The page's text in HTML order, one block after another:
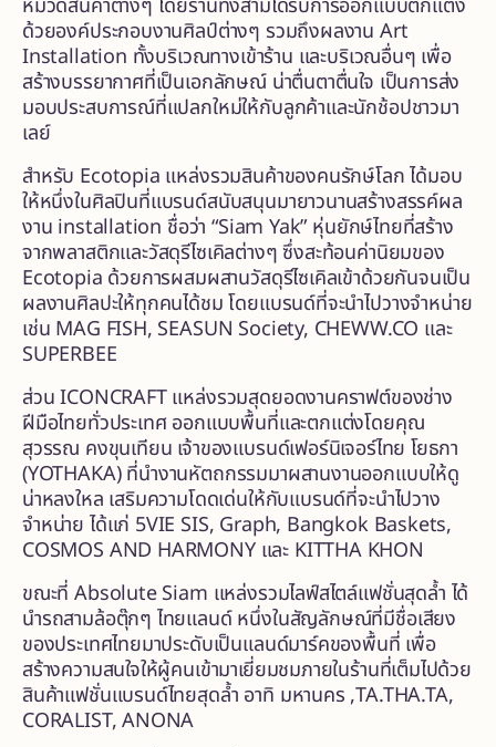
หมวดสินค้าต่างๆ โดยร้านทั้งสามได้รับการออกแบบตกแต่ง
ด้วยองค์ประกอบงานศิลป์ต่างๆ รวมถึงผลงาน Art
Installation ทั้งบริเวณทางเข้าร้าน และบริเวณอื่นๆ เพื่อ
สร้างบรรยากาศที่เป็นเอกลักษณ์ น่าตื่นตาตื่นใจ เป็นการส่ง
มอบประสบการณ์ที่แปลกใหม่ให้กับลูกค้าและนักช้อปชาวมา
เลย์
สำหรับ Ecotopia แหล่งรวมสินค้าของคนรักษ์โลก ได้มอบ
ให้หนึ่งในศิลปินที่แบรนด์สนับสนุนมายาวนานสร้างสรรค์ผล
งาน installation ชื่อว่า “Siam Yak” หุ่นยักษ์ไทยที่สร้าง
จากพลาสติกและวัสดุรีไซเคิลต่างๆ ซึ่งสะท้อนค่านิยมของ
Ecotopia ด้วยการผสมผสานวัสดุรีไซเคิลเข้าด้วยกันจนเป็น
ผลงานศิลปะให้ทุกคนได้ชม โดยแบรนด์ที่จะนำไปวางจำหน่าย
เช่น MAG FISH, SEASUN Society, CHEWW.CO และ
SUPERBEE
ส่วน ICONCRAFT แหล่งรวมสุดยอดงานคราฟต์ของช่าง
ฝีมือไทยทั่วประเทศ ออกแบบพื้นที่และตกแต่งโดยคุณ
สุวรรณ คงขุนเทียน เจ้าของแบรนด์เฟอร์นิเจอร์ไทย โยธกา
(YOTHAKA) ที่นำงานหัตถกรรมมาผสานงานออกแบบให้ดู
น่าหลงใหล เสริมความโดดเด่นให้กับแบรนด์ที่จะนำไปวาง
จำหน่าย ได้แก่ 5VIE SIS, Graph, Bangkok Baskets,
COSMOS AND HARMONY และ KITTHA KHON
ขณะที่ Absolute Siam แหล่งรวมไลฟ์สไตล์แฟชั่นสุดล้ำ ได้
นำรถสามล้อตุ๊กๆ ไทยแลนด์ หนึ่งในสัญลักษณ์ที่มีชื่อเสียง
ของประเทศไทยมาประดับเป็นแลนด์มาร์คของพื้นที่ เพื่อ
สร้างความสนใจให้ผู้คนเข้ามาเยี่ยมชมภายในร้านที่เต็มไปด้วย
สินค้าแฟชั่นแบรนด์ไทยสุดล้ำ อาทิ มหานคร ,TA.THA.TA,
CORALIST, ANONA